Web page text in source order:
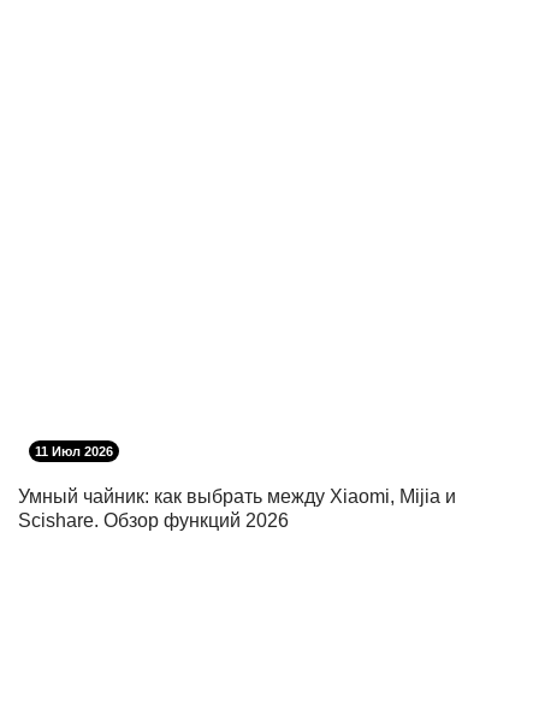
11 Июл 2026
Умный чайник: как выбрать между Xiaomi, Mijia и
Scishare. Обзор функций 2026